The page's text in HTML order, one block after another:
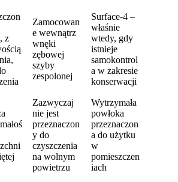
z
Zamocowan
e wewnątrz
wnęki
zębowej
szyby
zespolonej
Surface-4 –
właśnie
wtedy, gdy
istnieje
samokontrol
a w zakresie
konserwacji
Zazwyczaj
nie jest
przeznaczon
y do
czyszczenia
na wolnym
powietrzu
Wytrzymała
powłoka
przeznaczon
a do użytku
w
pomieszczen
iach